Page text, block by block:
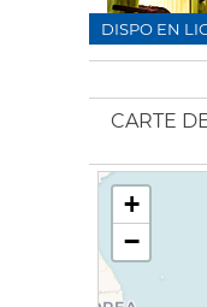
DISPO EN
CARTE
+
−